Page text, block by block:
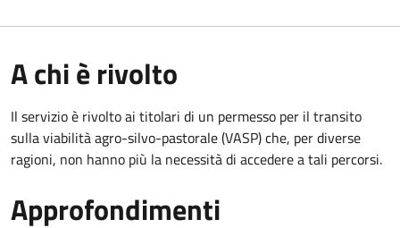
A chi è rivolto
Il servizio è rivolto ai titolari di un permesso per il transito
sulla viabilità agro-silvo-pastorale (VASP) che, per diverse
ragioni, non hanno più la necessità di accedere a tali percorsi.
Approfondimenti